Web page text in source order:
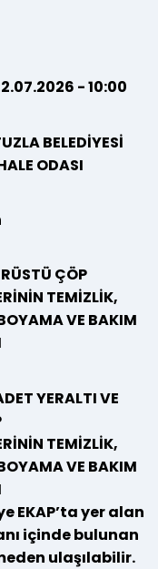
- 10:00
BELEDİYESİ
ODASI
ÇÖP
TEMİZLİK,
VE BAKIM
YERALTI VE
TEMİZLİK,
VE BAKIM
EKAP’ta yer alan
içinde bulunan
ulaşılabilir.